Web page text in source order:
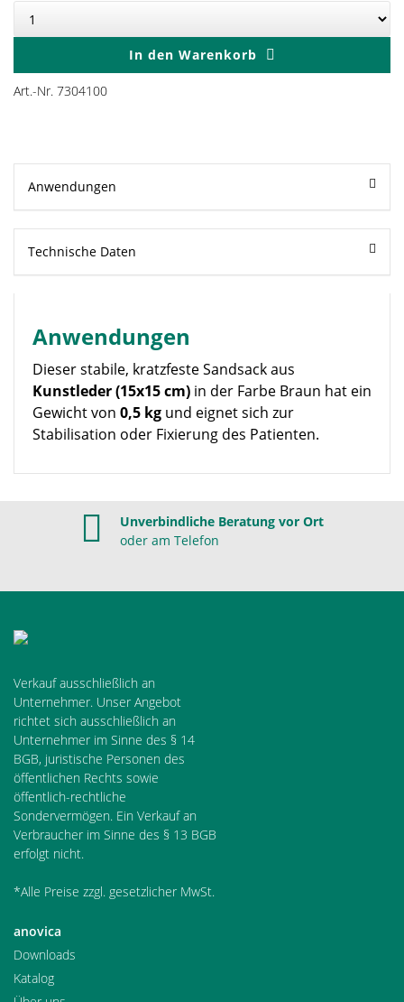
In den Warenkorb
Art.-Nr. 7304100
Anwendungen
Technische Daten
Anwendungen
Dieser stabile, kratzfeste Sandsack aus
Kunstleder (15x15 cm) in der Farbe Braun hat ein
Gewicht von 0,5 kg und eignet sich zur
Stabilisation oder Fixierung des Patienten.
Unverbindliche Beratung vor Ort
oder am Telefon
Verkauf ausschließlich an
Unternehmer. Unser Angebot
richtet sich ausschließlich an
Unternehmer im Sinne des § 14
BGB, juristische Personen des
öffentlichen Rechts sowie
öffentlich-rechtliche
Sondervermögen. Ein Verkauf an
Verbraucher im Sinne des § 13 BGB
erfolgt nicht.
*Alle Preise zzgl. gesetzlicher MwSt.
anovica
Downloads
Katalog